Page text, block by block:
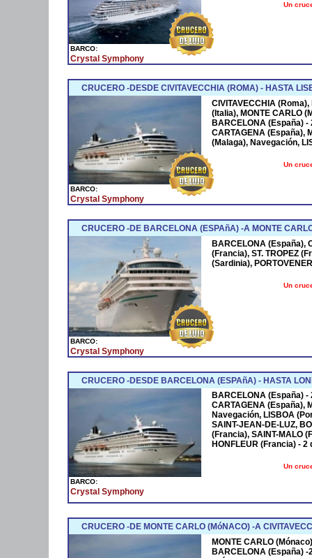
BARCO:
Crystal Symphony
Un
CRUCERO -DESDE CIVITAVECCHIA (ROMA) - HASTA
BARCO:
Crystal Symphony
CIVITAVECCHIA
(Italia), MONTE CARLO
BARCELONA (España)
CARTAGENA (España),
(Malaga), Navegación,
Un
CRUCERO -DE BARCELONA (ESPAñA) -A MONTE
BARCO:
Crystal Symphony
BARCELONA (España),
(Francia), ST. TROPEZ
(Sardinia),
Un
CRUCERO -DESDE BARCELONA (ESPAñA) - HASTA
BARCO:
Crystal Symphony
BARCELONA (España)
CARTAGENA (España),
Navegación, LISBOA
SAINT-JEAN-DE-LUZ,
(Francia), SAINT-MALO
HONFLEUR (Francia) - 2
Un
CRUCERO -DE MONTE CARLO (MóNACO) -A
MONTE CARLO
BARCELONA (España)